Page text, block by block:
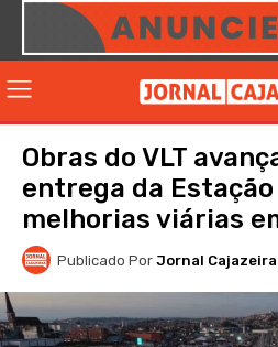
Obras do VLT
entrega da Estação
melhorias viárias
Publicado Por Jornal